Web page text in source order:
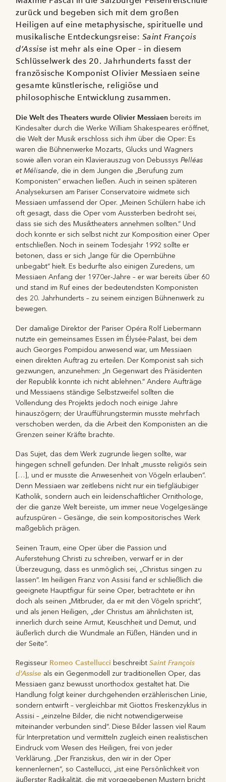
zurück und begeben sich mit dem großen
Heiligen auf eine metaphysische, spirituelle und
musikalische Entdeckungsreise: Saint François
d’Assise ist mehr als eine Oper – in diesem
Schlüsselwerk des 20. Jahrhunderts fasst der
französische Komponist Olivier Messiaen seine
gesamte künstlerische, religiöse und
philosophische Entwicklung zusammen.
Die Welt des Theaters wurde Olivier Messiaen bereits im
Kindesalter durch die Werke William Shakespeares eröffnet,
die Welt der Musik erschloss sich ihm über die Oper: Es
waren die Bühnenwerke Mozarts, Glucks und Wagners
sowie allen voran ein Klavierauszug von DebussysPelléas
et Mélisande, die in dem Jungen die „Berufung zum
Komponisten“ erwachen ließen. Auch in seinen späteren
Analysekursen am Pariser Conservatoire widmete sich
Messiaen umfassend der Oper. „Meinen Schülern habe ich
oft gesagt, dass die Oper vom Aussterben bedroht sei,
dass sie sich des Musiktheaters annehmen sollten.“ Und
doch konnte er sich selbst nicht zur Komposition einer Oper
entschließen. Noch in seinem Todesjahr 1992 sollte er
betonen, dass er sich „lange für die Opernbühne
unbegabt“ hielt. Es bedurfte also einigen Zuredens, um
Messiaen Anfang der 1970er-Jahre – er war bereits über 60
und stand im Ruf eines der bedeutendsten Komponisten
des 20. Jahrhunderts – zu seinem einzigen Bühnenwerk zu
bewegen.
Der damalige Direktor der Pariser Opéra Rolf Liebermann
nutzte ein gemeinsames Essen im Élysée-Palast, bei dem
auch Georges Pompidou anwesend war, um Messiaen
einen direkten Auftrag zu erteilen. Der Komponist sah sich
gezwungen, anzunehmen: „In Gegenwart des Präsidenten
der Republik konnte ich nicht ablehnen.“ Andere Aufträge
und Messiaens ständige Selbstzweifel sollten die
Vollendung des Projekts jedoch noch einige Jahre
hinauszögern; der Uraufführungstermin musste mehrfach
verschoben werden, da die Arbeit den Komponisten an die
Grenzen seiner Kräfte brachte.
Das Sujet, das dem Werk zugrunde liegen sollte, war
hingegen schnell gefunden. Der Inhalt „musste religiös sein
[…], und er musste die Anwesenheit von Vögeln erlauben“.
Denn Messiaen war zeitlebens nicht nur ein tiefgläubiger
Katholik, sondern auch ein leidenschaftlicher Ornithologe,
der die ganze Welt bereiste, um immer neue Vogelgesänge
aufzuspüren – Gesänge, die sein kompositorisches Werk
maßgeblich prägen.
Seinen Traum, eine Oper über die Passion und
Auferstehung Christi zu schreiben, verwarf er in der
Überzeugung, dass es unmöglich sei, „Christus singen zu
lassen“. Im heiligen Franz von Assisi fand er schließlich die
geeignete Hauptfigur für seine Oper, betrachtete er ihn
doch als seinen „Mitbruder, da er mit den Vögeln spricht“,
und als jenen Heiligen, „der Christus am ähnlichsten ist,
innerlich durch seine Armut, Keuschheit und Demut, und
äußerlich durch die Wundmale an Füßen, Händen und in
der Seite“.
Regisseur Romeo Castellucci beschreibtSaint François
d’Assise als ein Gegenmodell zur traditionellen Oper, das
Messiaen ganz bewusst unorthodox gestaltet hat. Die
Handlung folgt keiner durchgehenden erzählerischen Linie,
sondern entwirft – vergleichbar mit Giottos Freskenzyklus in
Assisi – „einzelne Bilder, die nicht notwendigerweise
miteinander verbunden sind“. Diese Bilder lassen viel Raum
für Interpretation und vermitteln zugleich einen realistischen
Eindruck vom Wesen des Heiligen, frei von jeder
Verklärung. „Der Franziskus, den wir in der Oper
kennenlernen“, so Castellucci, „ist eine Persönlichkeit von
äußerster Radikalität, die mit vorgegebenen Mustern bricht